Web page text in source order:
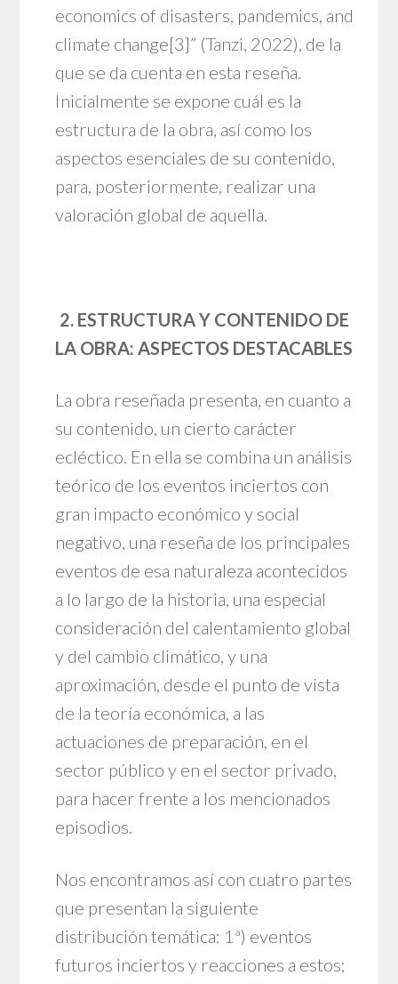
economics of disasters, pandemics, and
climate change[3]” (Tanzi, 2022), de la
que se da cuenta en esta reseña.
Inicialmente se expone cuál es la
estructura de la obra, así como los
aspectos esenciales de su contenido,
para, posteriormente, realizar una
valoración global de aquella.
2. ESTRUCTURA Y CONTENIDO DE
LA OBRA: ASPECTOS DESTACABLES
La obra reseñada presenta, en cuanto a
su contenido, un cierto carácter
ecléctico. En ella se combina un análisis
teórico de los eventos inciertos con
gran impacto económico y social
negativo, una reseña de los principales
eventos de esa naturaleza acontecidos
a lo largo de la historia, una especial
consideración del calentamiento global
y del cambio climático, y una
aproximación, desde el punto de vista
de la teoría económica, a las
actuaciones de preparación, en el
sector público y en el sector privado,
para hacer frente a los mencionados
episodios.
Nos encontramos así con cuatro partes
que presentan la siguiente
distribución temática: 1ª) eventos
futuros inciertos y reacciones a estos;